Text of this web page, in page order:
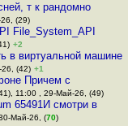
т к рандомно
(29)
File_System_API
+2
в виртуальной машине
(42) +1
Причем с
11:00 , 29-Май-26, (49)
65491И смотри в
Май-26, (70)